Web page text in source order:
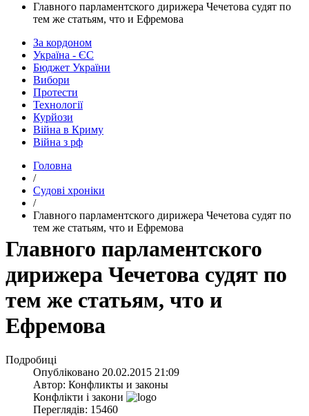
Главного парламентского дирижера Чечетова судят по
тем же статьям, что и Ефремова
За кордоном
Україна - ЄС
Бюджет України
Вибори
Протести
Технології
Курйози
Війна в Криму
Війна з рф
Головна
/
Судові хроніки
/
Главного парламентского дирижера Чечетова судят по
тем же статьям, что и Ефремова
Главного парламентского
дирижера Чечетова судят по
тем же статьям, что и
Ефремова
Подробиці
Опубліковано 20.02.2015 21:09
Автор: Конфликты и законы
Конфлікти і закони
Переглядів: 15460